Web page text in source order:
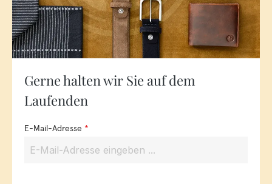
Gerne halten wir Sie auf dem
Laufenden
E-Mail-Adresse *